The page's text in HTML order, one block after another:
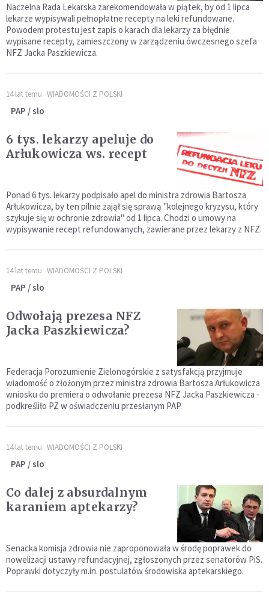
Naczelna Rada Lekarska zarekomendowała w piątek, by od 1 lipca
lekarze wypisywali pełnopłatne recepty na leki refundowane.
Powodem protestu jest zapis o karach dla lekarzy za błędnie
wypisane recepty, zamieszczony w zarządzeniu ówczesnego szefa
NFZ Jacka Paszkiewicza.
14 lat temu WIADOMOŚCI Z POLSKI
PAP / slo
6 tys. lekarzy apeluje do
Arłukowicza ws. recept
Ponad 6 tys. lekarzy podpisało apel do ministra zdrowia Bartosza
Arłukowicza, by ten pilnie zajął się sprawą "kolejnego kryzysu, który
szykuje się w ochronie zdrowia" od 1 lipca. Chodzi o umowy na
wypisywanie recept refundowanych, zawierane przez lekarzy z NFZ.
14 lat temu WIADOMOŚCI Z POLSKI
PAP / slo
Odwołają prezesa NFZ
Jacka Paszkiewicza?
Federacja Porozumienie Zielonogórskie z satysfakcją przyjmuje
wiadomość o złożonym przez ministra zdrowia Bartosza Arłukowicza
wniosku do premiera o odwołanie prezesa NFZ Jacka Paszkiewicza -
podkreśliło PZ w oświadczeniu przesłanym PAP.
14 lat temu WIADOMOŚCI Z POLSKI
PAP / slo
Co dalej z absurdalnym
karaniem aptekarzy?
Senacka komisja zdrowia nie zaproponowała w środę poprawek do
nowelizacji ustawy refundacyjnej, zgłoszonych przez senatorów PiS.
Poprawki dotyczyły m.in. postulatów środowiska aptekarskiego.